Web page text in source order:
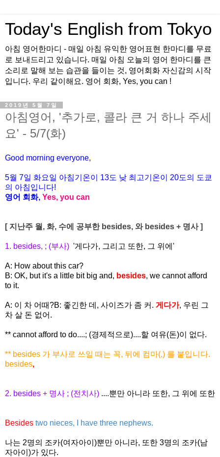
Today's English from Tokyo
아침 영어한마디 - 매일 아침 유익한 영어표현 한마디를 무료
로 보내드리고 있습니다. 매일 아침 오늘의 영어 한마디를 큰
소리로 말해 보는 습관을 들이는 것, 영어회화 자신감의 시작
입니다. 우리 같이해요. 영어 회화, Yes, you can !
2019년 5월 7일
아침영어, '추가로, 콜라 큰 거 하나 주세
요' - 5/7(화)
Good morning everyone,
5월 7일 화요일 아침기온이 13도 낮 최고기온이 20도의 도쿄
의 아침입니다!
영어 회화, Yes, you can
[ 지난주 월, 화, 수에 공부한 besides, 와 besides + 명사 ]
1. besides, ; (부사) '게다가, 그리고 또한, 그 위에'
A: How about this car?
B: OK, but it's a little bit big and, besides, we cannot afford
to it.
A: 이 차 어때?B: 좋긴한 데, 사이즈가 좀 커. 게다가, 우린 그
차 살 돈 없어.
** cannot afford to do....; (경제적으로)....할 여유(돈)이 없다.
** besides 가 부사로 쓰일 때는 꼭, 뒤에 컴마(,) 를 붙입니다.
besides,
2. besides + 명사 ; (전치사) ....뿐만 아니라 또한, 그 위에 또한
Besides two nieces, I have three nephews.
나는 2명의 조카(여자아이)뿐만 아니라, 또한 3명의 조카(남
자아이)가 있다.